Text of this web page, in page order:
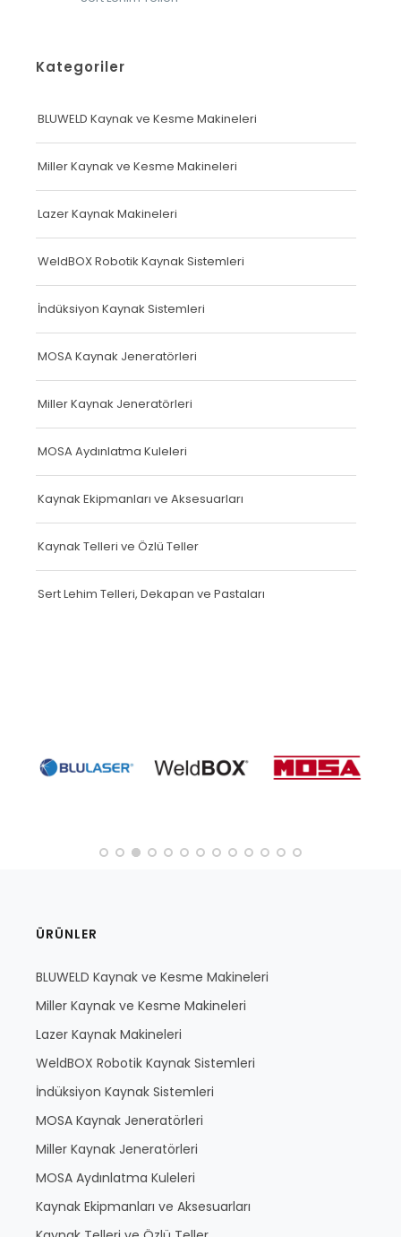
Kategoriler
BLUWELD Kaynak ve Kesme Makineleri
Miller Kaynak ve Kesme Makineleri
Lazer Kaynak Makineleri
WeldBOX Robotik Kaynak Sistemleri
İndüksiyon Kaynak Sistemleri
MOSA Kaynak Jeneratörleri
Miller Kaynak Jeneratörleri
MOSA Aydınlatma Kuleleri
Kaynak Ekipmanları ve Aksesuarları
Kaynak Telleri ve Özlü Teller
Sert Lehim Telleri, Dekapan ve Pastaları
ÜRÜNLER
BLUWELD Kaynak ve Kesme Makineleri
Miller Kaynak ve Kesme Makineleri
Lazer Kaynak Makineleri
WeldBOX Robotik Kaynak Sistemleri
İndüksiyon Kaynak Sistemleri
MOSA Kaynak Jeneratörleri
Miller Kaynak Jeneratörleri
MOSA Aydınlatma Kuleleri
Kaynak Ekipmanları ve Aksesuarları